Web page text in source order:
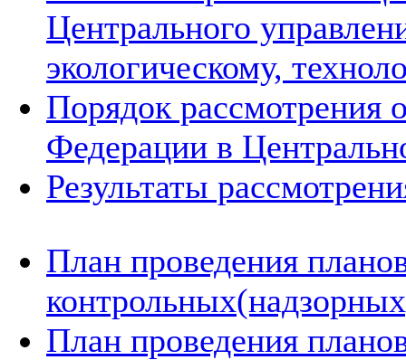
Центрального
экологическому,
Порядок рассмотрения
Федерации в
Результаты
План проведения
План проведения